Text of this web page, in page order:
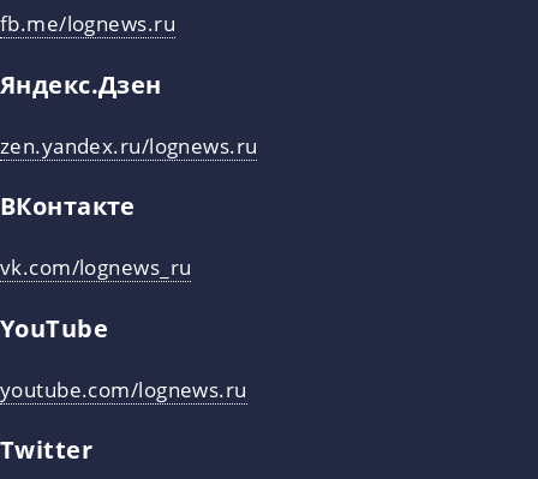
fb.me/lognews.ru
Яндекс.Дзен
zen.yandex.ru/lognews.ru
ВКонтакте
vk.com/lognews_ru
YouTube
youtube.com/lognews.ru
Twitter